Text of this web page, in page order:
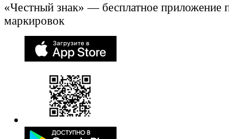
«Честный знак» — бесплатное приложение
маркировок